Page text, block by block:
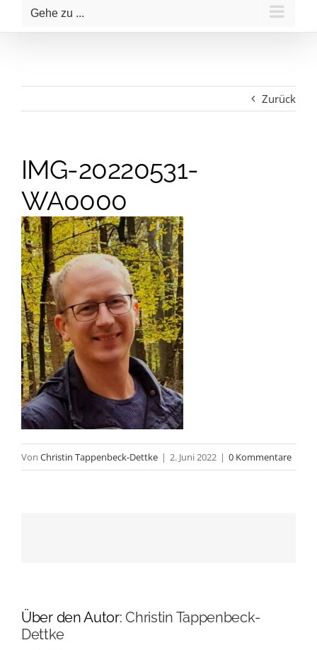
Gehe zu ...
Zurück
IMG-20220531-
WA0000
Von Christin Tappenbeck-Dettke | 2. Juni 2022 | 0 Kommentare
Über den Autor:Christin Tappenbeck-
Dettke